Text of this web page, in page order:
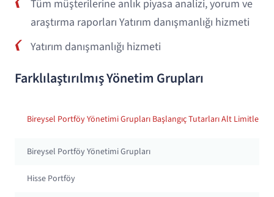
Tüm müşterilerine anlık piyasa analizi, yorum ve
araştırma raporları Yatırım danışmanlığı hizmeti
Yatırım danışmanlığı hizmeti
Farklılaştırılmış Yönetim Grupları
Bireysel Portföy Yönetimi Grupları Başlangıç Tutarları Alt Limitleri
Bireysel Portföy Yönetimi Grupları
Hisse Portföy